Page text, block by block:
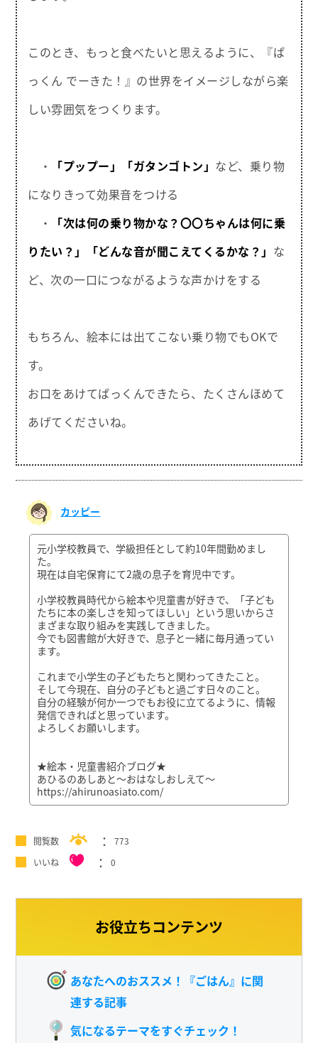
このとき、もっと食べたいと思えるように、『ぱ
っくん でーきた！』の世界をイメージしながら楽
しい雰囲気をつくります。
・ 「プップー」 「ガタンゴトン」 など、乗り物
になりきって効果音をつける
・
「次は何の乗り物かな？〇〇ちゃんは何に乗
りたい？」
「どんな音が聞こえてくるかな？」 な
ど、次の一口につながるような声かけをする
もちろん、絵本には出てこない乗り物でもOKで
す。
お口をあけてぱっくんできたら、たくさんほめて
あげてくださいね。
カッピー
元小学校教員で、学級担任として約10年間勤めまし
た。
現在は自宅保育にて2歳の息子を育児中です。
小学校教員時代から絵本や児童書が好きで、「子ども
たちに本の楽しさを知ってほしい」という思いからさ
まざまな取り組みを実践してきました。
今でも図書館が大好きで、息子と一緒に毎月通ってい
ます。
これまで小学生の子どもたちと関わってきたこと。
そして今現在、自分の子どもと過ごす日々のこと。
自分の経験が何か一つでもお役に立てるように、情報
発信できればと思っています。
よろしくお願いします。
★絵本・児童書紹介ブログ★
あひるのあしあと～おはなしおしえて～
https://ahirunoasiato.com/
閲覧数
773
いいね
0
お役立ちコンテンツ
あなたへのおススメ！『ごはん』に関
連する記事
気になるテーマをすぐチェック！